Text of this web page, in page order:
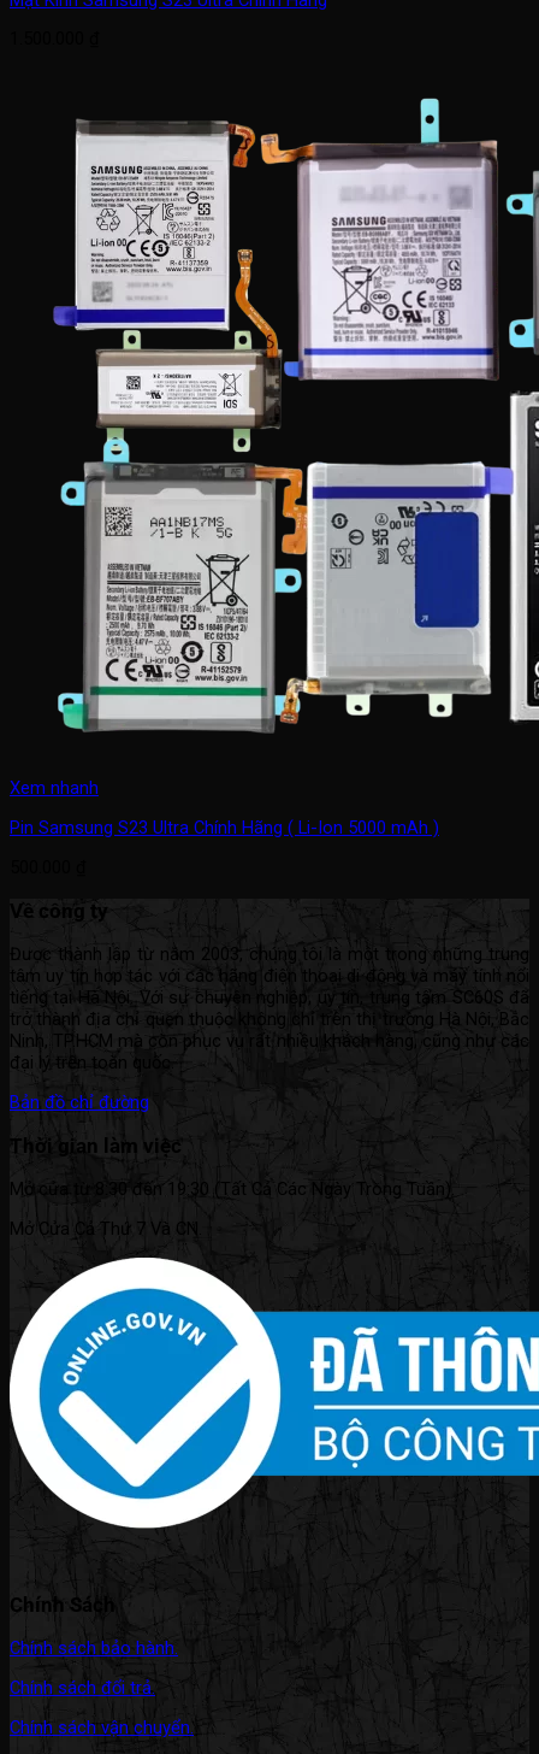
Xem nhanh
Pin Samsung S23 Ultra Chính Hãng ( Li-Ion 5000 mAh )
Về công ty
Được thành lập từ năm 2003, chúng tôi là một trong những trung
tâm uy tín hợp tác với các hãng điện thoại di động và máy tính nổi
tiếng tại Hà Nội. Với sự chuyên nghiệp, uy tín, trung tâm SC60S đã
trở thành địa chỉ quen thuộc không chỉ trên thị trường Hà Nội, Bắc
Ninh, TP.HCM mà còn phục vụ rất nhiều khách hàng, cũng như các
đại lý trên toàn quốc.
Bản đồ chỉ đường
Thời gian làm việc
Mở cửa từ 8:30 đến 19:30 (Tất Cả Các Ngày Trong Tuần).
Mở Cửa Cả Thứ 7 Và CN.
Chính Sách
Chính sách bảo hành.
Chính sách đổi trả.
Chính sách vận chuyển.